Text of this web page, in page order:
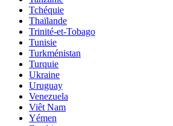
Tchéquie
Thaïlande
Trinité-et-Tobago
Tunisie
Turkménistan
Turquie
Ukraine
Uruguay
Venezuela
Viêt Nam
Yémen